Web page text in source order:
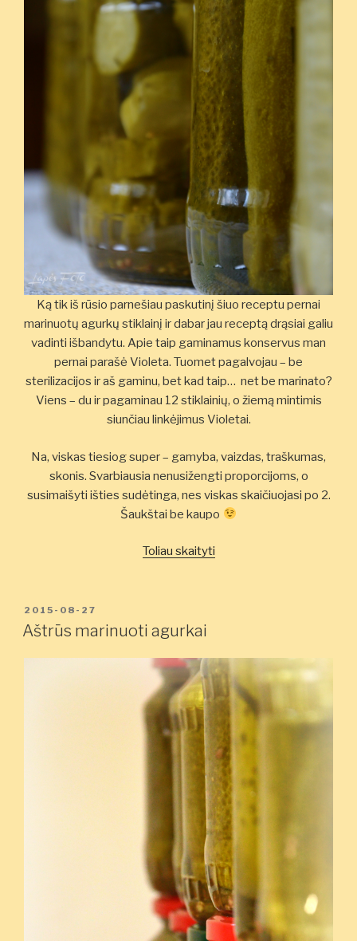
Ką tik iš rūsio parnešiau paskutinį šiuo receptu pernai
marinuotų agurkų stiklainį ir dabar jau receptą drąsiai galiu
vadinti išbandytu. Apie taip gaminamus konservus man
pernai parašė Violeta. Tuomet pagalvojau – be
sterilizacijos ir aš gaminu, bet kad taip… net be marinato?
Viens – du ir pagaminau 12 stiklainių, o žiemą mintimis
siunčiau linkėjimus Violetai.
Na, viskas tiesiog super – gamyba, vaizdas, traškumas,
skonis. Svarbiausia nenusižengti proporcijoms, o
susimaišyti išties sudėtinga, nes viskas skaičiuojasi po 2.
Šaukštai be kaupo
Toliau skaityti„Marinuoti
PASKELBTA
2015-08-27
Aštrūs marinuoti agurkai